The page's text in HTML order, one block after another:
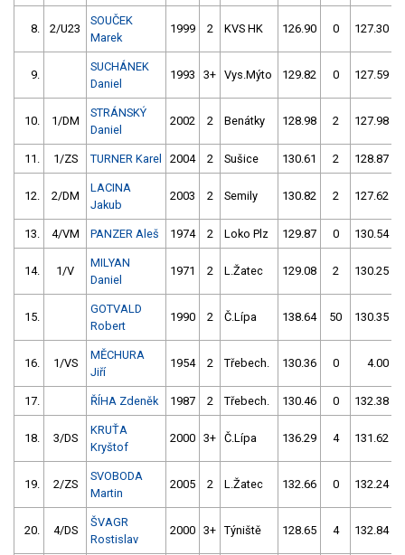
8. 2/U23
SOUČEK
Marek
1999 2 KVS HK 126.90 0 127.30
9.
SUCHÁNEK
Daniel
1993 3+ Vys.Mýto 129.82 0 127.59
10. 1/DM
STRÁNSKÝ
Daniel
2002 2 Benátky 128.98 2 127.98
11. 1/ZS TURNER Karel 2004 2 Sušice 130.61 2 128.87
12. 2/DM
LACINA
Jakub
2003 2 Semily 130.82 2 127.62
13. 4/VM PANZER Aleš 1974 2 Loko Plz 129.87 0 130.54
14. 1/V
MILYAN
Daniel
1971 2 L.Žatec 129.08 2 130.25
15.
GOTVALD
Robert
1990 2 Č.Lípa 138.64 50 130.35
16. 1/VS
MĚCHURA
Jiří
1954 2 Třebech. 130.36 0 4.00
17. ŘÍHA Zdeněk 1987 2 Třebech. 130.46 0 132.38
18. 3/DS
KRUŤA
Kryštof
2000 3+ Č.Lípa 136.29 4 131.62
19. 2/ZS
SVOBODA
Martin
2005 2 L.Žatec 132.66 0 132.24
20. 4/DS
ŠVAGR
Rostislav
2000 3+ Týniště 128.65 4 132.84